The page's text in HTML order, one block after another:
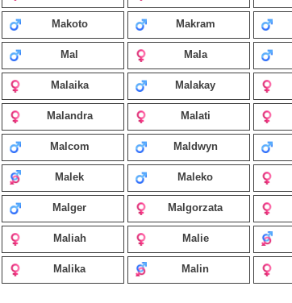
Makoto Makram
Mal Mala
Malaika Malakay
Malandra Malati
Malcom Maldwyn
Malek Maleko
Malger Malgorzata
Maliah Malie
Malika Malin